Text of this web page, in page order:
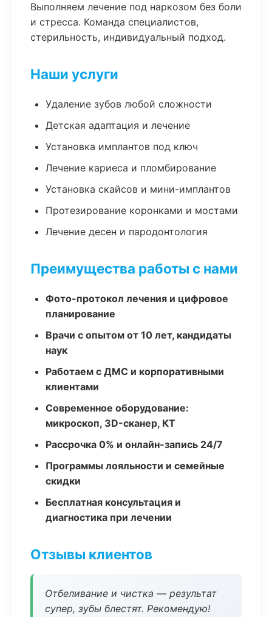
Выполняем лечение под наркозом без боли
и стресса. Команда специалистов,
стерильность, индивидуальный подход.
Наши услуги
Удаление зубов любой сложности
Детская адаптация и лечение
Установка имплантов под ключ
Лечение кариеса и пломбирование
Установка скайсов и мини-имплантов
Протезирование коронками и мостами
Лечение десен и пародонтология
Преимущества работы с нами
Фото-протокол лечения и цифровое
планирование
Врачи с опытом от 10 лет, кандидаты
наук
Работаем с ДМС и корпоративными
клиентами
Современное оборудование:
микроскоп, 3D-сканер, КТ
Рассрочка 0% и онлайн-запись 24/7
Программы лояльности и семейные
скидки
Бесплатная консультация и
диагностика при лечении
Отзывы клиентов
Отбеливание и чистка — результат
супер, зубы блестят. Рекомендую!